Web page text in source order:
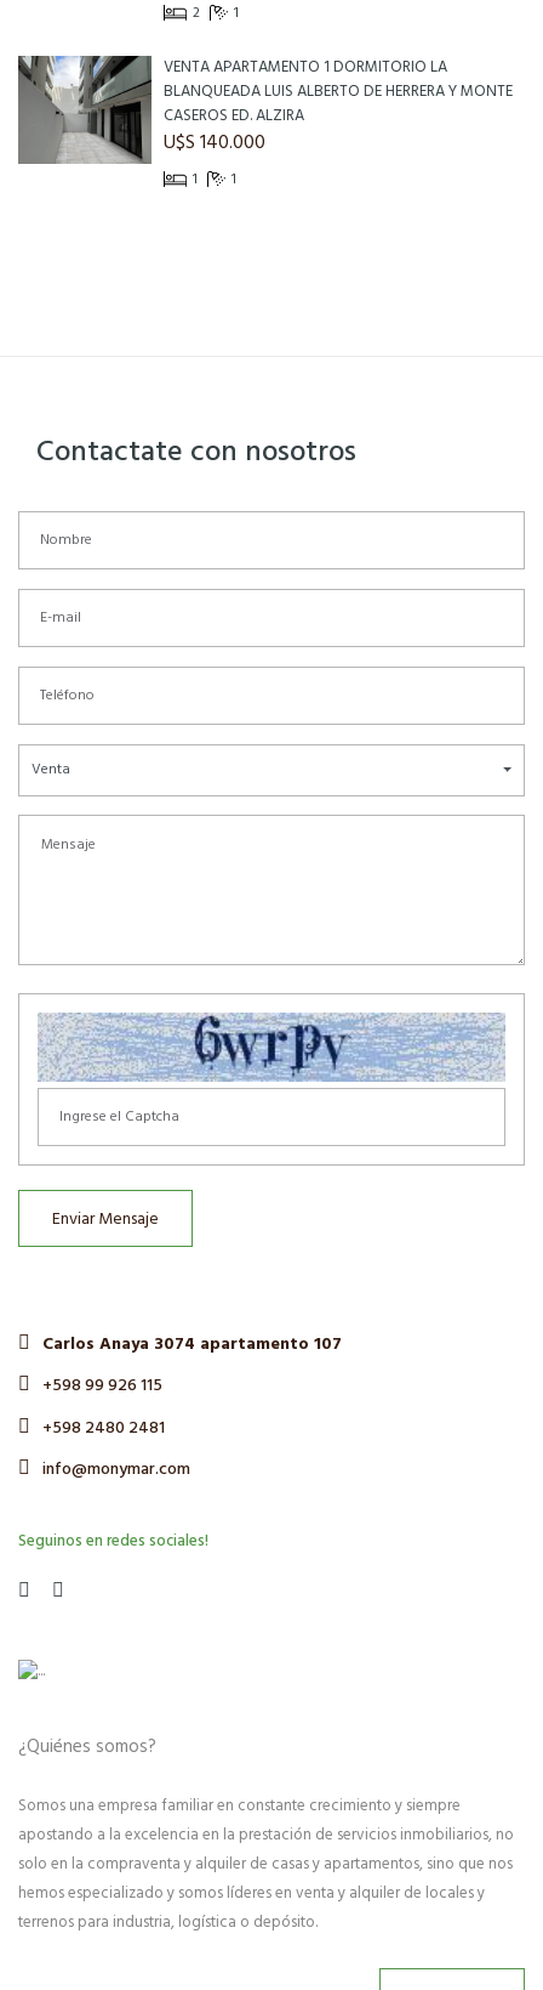
2 1
VENTA APARTAMENTO 1 DORMITORIO LA
BLANQUEADA LUIS ALBERTO DE HERRERA Y MONTE
CASEROS ED. ALZIRA
U$S 140.000
1 1
Contactate con nosotros
Venta
Enviar Mensaje
Carlos Anaya 3074 apartamento 107
+598 99 926 115
+598 2480 2481
info@monymar.com
Seguinos en redes sociales!
¿Quiénes somos?
Somos una empresa familiar en constante crecimiento y siempre
apostando a la excelencia en la prestación de servicios inmobiliarios, no
solo en la compraventa y alquiler de casas y apartamentos, sino que nos
hemos especializado y somos líderes en venta y alquiler de locales y
terrenos para industria, logística o depósito.